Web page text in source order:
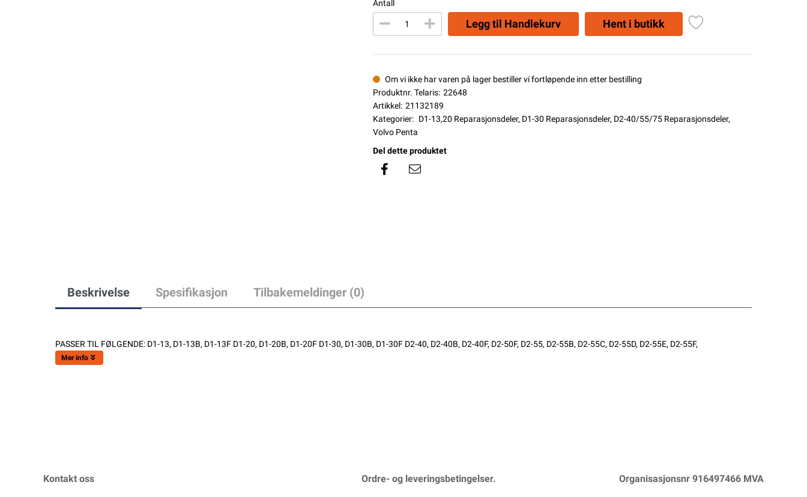
Antall
Legg til Handlekurv Hent i butikk
Om vi ikke har varen på lager bestiller vi fortløpende inn etter bestilling
Produktnr. Telaris: 22648
Artikkel: 21132189
Kategorier: D1-13,20 Reparasjonsdeler, D1-30 Reparasjonsdeler, D2-40/55/75 Reparasjonsdeler,
Volvo Penta
Del dette produktet
Beskrivelse Spesifikasjon Tilbakemeldinger (0)
PASSER TIL FØLGENDE: D1-13, D1-13B, D1-13F D1-20, D1-20B, D1-20F D1-30, D1-30B, D1-30F D2-40, D2-40B, D2-40F, D2-50F, D2-55, D2-55B, D2-55C, D2-55D, D2-55E, D2-55F,
Mer info
Kontakt oss Ordre- og leveringsbetingelser. Organisasjonsnr 916497466 MVA